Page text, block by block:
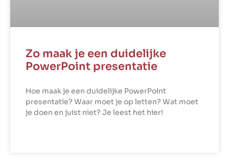
Zo maak je een duidelijke
PowerPoint presentatie
Hoe maak je een duidelijke PowerPoint
presentatie? Waar moet je op letten? Wat moet
je doen en juist niet? Je leest het hier!